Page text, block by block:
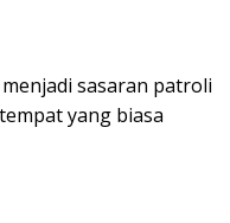
sasaran patroli
yang biasa